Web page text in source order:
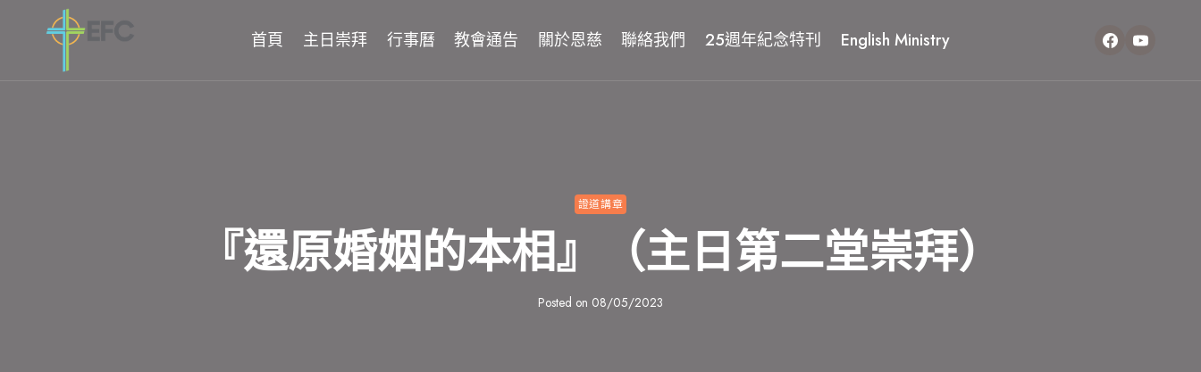
首頁 主日崇拜 行事曆 教會通告 關於恩慈 聯絡我們 25週年紀念特刊 English Ministry
證道講章
『還原婚姻的本相』（主日第二堂崇拜）
Posted on 08/05/2023